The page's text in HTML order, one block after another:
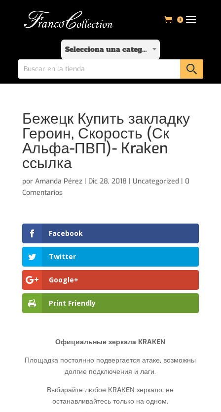
0
Selecciona una categoría
Бежецк Купить закладку
Героин, Скорость (Ск
Альфа-ПВП)- Kraken
ссылка
por Amanda Pérez| Dic 28, 2018 | Uncategorized | 0
Comentarios
Facebook
Twitter
Google+
Print Friendly
Официальные зеркала KRAKEN
Площадка постоянно подвергается атаке, возможны
долгие подключения и лаги.
Выбирайте любое KRAKEN зеркало, не
останавливайтесь только на одном.